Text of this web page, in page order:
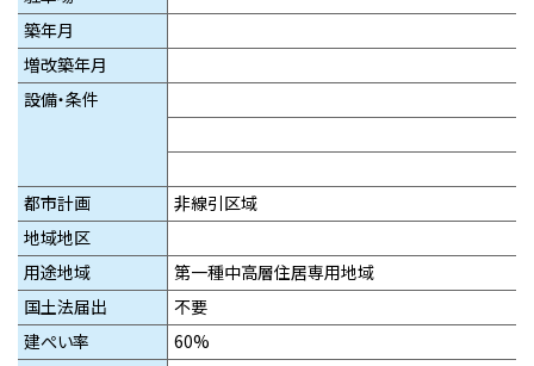
築年月
増改築年月
設備・条件
都市計画
非線引区域
地域地区
用途地域
第一種中高層住居専用地域
国土法届出
不要
建ぺい率
60%